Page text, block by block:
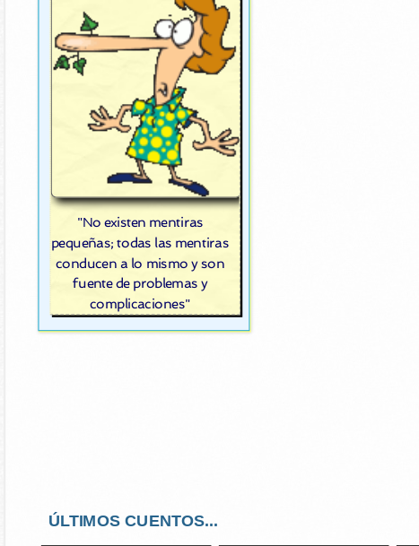
"No existen mentiras
pequeñas; todas las mentiras
conducen a lo mismo y son
fuente de problemas y
complicaciones"
ÚLTIMOS CUENTOS...